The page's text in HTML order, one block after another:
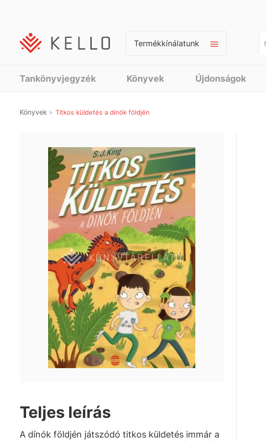
Termékkínálatunk
Tankönyvjegyzék Könyvek Újdonságok
Könyvek Titkos küldetés a dinók földjén
Teljes leírás
A dínók földjén játszódó titkos küldetés immár a